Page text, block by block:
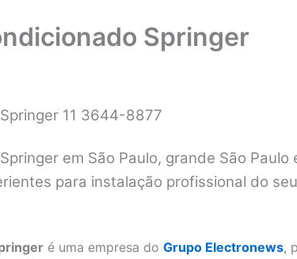
Springer
11 3644-8877
em São Paulo, grande São Paulo
para instalação profissional do
é uma empresa do Grupo Electronews,